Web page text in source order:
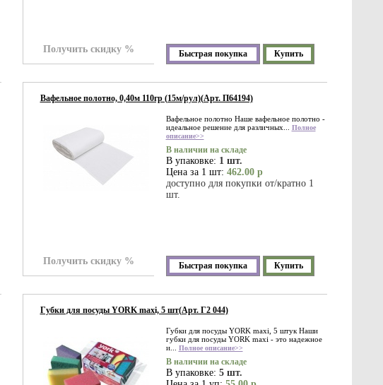
Получить скидку % Быстрая покупка Купить
Вафельное полотно, 0,40м 110гр (15м/рул)(Арт. П64194)
Вафельное полотно Наше вафельное полотно -
идеальное решение для различных... Полное
описание>>
В наличии на складе
В упаковке: 1 шт.
Цена за 1 шт: 462.00 р
доступно для покупки от/кратно 1
шт.
Получить скидку % Быстрая покупка Купить
Губки для посуды YORK maxi, 5 шт(Арт. Г2 044)
Губки для посуды YORK maxi, 5 штук Наши
губки для посуды YORK maxi - это надежное
и... Полное описание>>
В наличии на складе
В упаковке: 5 шт.